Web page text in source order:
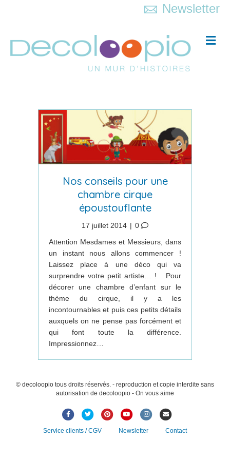
Newsletter
Nos conseils pour une
chambre cirque
époustouflante
17 juillet 2014 | 0
Attention Mesdames et Messieurs, dans
un instant nous allons commencer !
Laissez place à une déco qui va
surprendre votre petit artiste… ! Pour
décorer une chambre d’enfant sur le
thème du cirque, il y a les
incontournables et puis ces petits détails
auxquels on ne pense pas forcément et
qui font toute la différence.
Impressionnez…
© decoloopio tous droits réservés. - reproduction et copie interdite sans
autorisation de decoloopio - On vous aime
FacebookTwitter PinterestYoutubeInstagramEmail
Service clients / CGV Newsletter Contact